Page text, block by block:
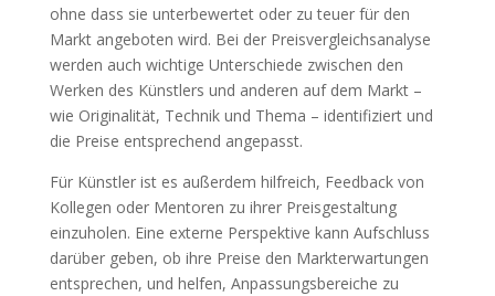
ohne dass sie unterbewertet oder zu teuer für den
Markt angeboten wird. Bei der Preisvergleichsanalyse
werden auch wichtige Unterschiede zwischen den
Werken des Künstlers und anderen auf dem Markt –
wie Originalität, Technik und Thema – identifiziert und
die Preise entsprechend angepasst.
Für Künstler ist es außerdem hilfreich, Feedback von
Kollegen oder Mentoren zu ihrer Preisgestaltung
einzuholen. Eine externe Perspektive kann Aufschluss
darüber geben, ob ihre Preise den Markterwartungen
entsprechen, und helfen, Anpassungsbereiche zu